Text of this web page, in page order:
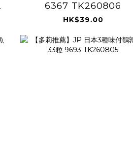
6367 TK260806
HK$39.00